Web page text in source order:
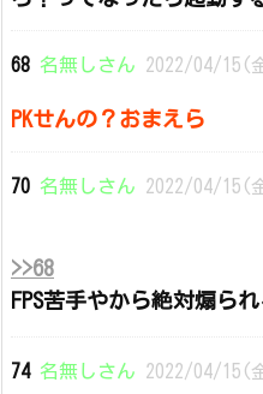
68 名無しさん 2022/04/15(
PKせんの？おまえら
70 名無しさん 2022/04/15(
>>68
FPS苦手やから絶対煽ら
74 名無しさん 2022/04/15(